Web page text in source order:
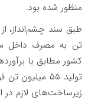
منظور شده بود.
تن به مصرف داخل
کشور مطابق با
تولید ۵۵
زیرساخت‌های لازم در